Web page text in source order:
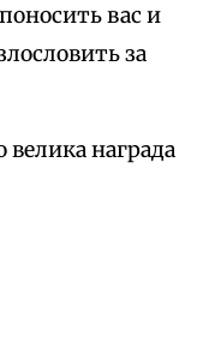
вас и
за
велика награда